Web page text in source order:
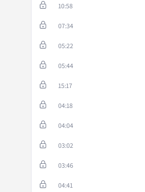
10:58
07:34
05:22
05:44
15:17
04:18
04:04
03:02
03:46
04:41